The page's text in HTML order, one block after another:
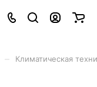
Климатическая